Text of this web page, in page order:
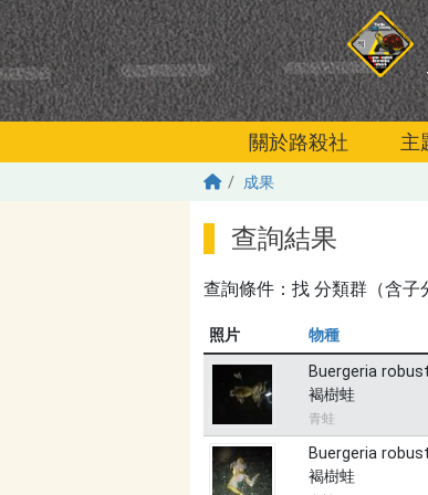
移至主內容
關於路殺社 主
成果
查詢結果
查詢條件：找 分類群（含子
照片 物種
Buergeria
褐樹蛙
青蛙
Buergeria
褐樹蛙